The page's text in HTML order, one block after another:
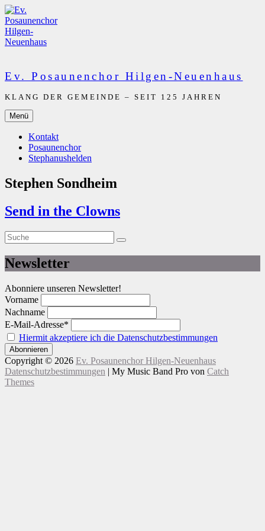
Zum
Inhalt
springen
Ev. Posaunenchor Hilgen-Neuenhaus
KLANG DER GEMEINDE – SEIT 125 JAHREN
Menü
Kontakt
Posaunenchor
Stephanushelden
Stephen Sondheim
Send in the Clowns
Suche
nach:
Suche
Newsletter
Abonniere unseren Newsletter!
Vorname
Nachname
E-Mail-Adresse*
Hiermit akzeptiere ich die Datenschutzbestimmungen
Copyright © 2026 Ev. Posaunenchor Hilgen-Neuenhaus
Datenschutzbestimmungen | My Music Band Pro von Catch
Themes